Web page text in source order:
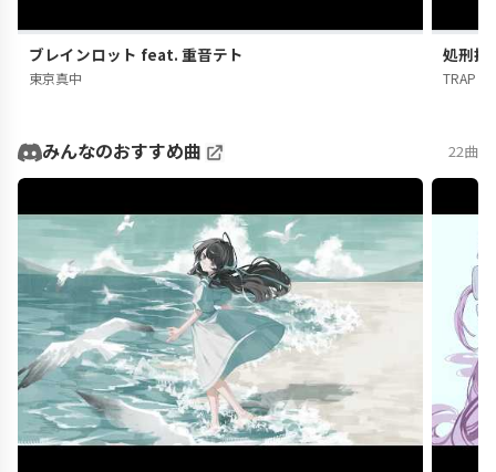
ブレインロット feat. 重音テト
東京真中
処刑拍
TRAP
みんなのおすすめ曲 22曲